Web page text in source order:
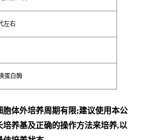
左右
蛋白酶
胞体外培养周期有限;建议使用本公
培养基及正确的操作方法来培养,以